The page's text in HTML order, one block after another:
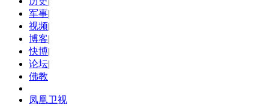
军事|
视频|
博客|
快博|
论坛|
佛教
凤凰卫视